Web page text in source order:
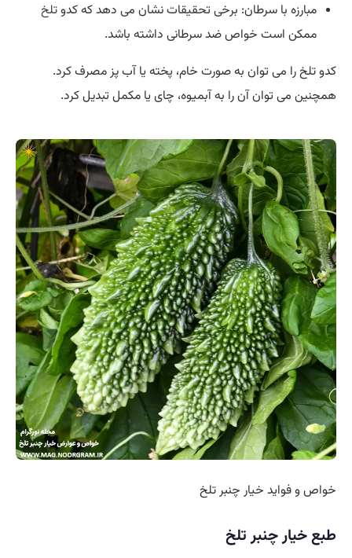
مبارزه با سرطان: برخی تحقیقات نشان می دهد که کدوتلخ
ممکن است خواص ضد سرطانی داشته باشد.
کدو تلخ را می توان به صورت خام، پخته یا آب پز مصرف کرد.
همچنین می توان آن را به آبمیوه، چای یا مکمل تبدیل کرد.
خواص و فواید خیار چنبر تلخ
طبع خیار چنبر تلخ